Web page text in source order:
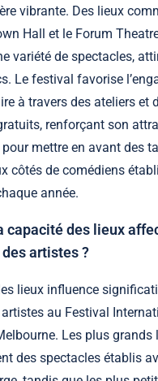
vibrante. Des lieux
Hall et le Forum
variété de spectacles,
Le festival favorise
à travers des ateliers et
renforçant son
mettre en avant des
côtés de comédiens
année.
capacité des lieux
artistes ?
lieux influence
au Festival
Les plus grands
des spectacles établis